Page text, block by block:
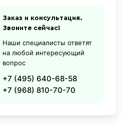
Заказ и консультация.
Звоните сейчас!
Наши специалисты ответят
на любой интересующий
вопрос
+7 (495) 640-68-58
+7 (968) 810-70-70